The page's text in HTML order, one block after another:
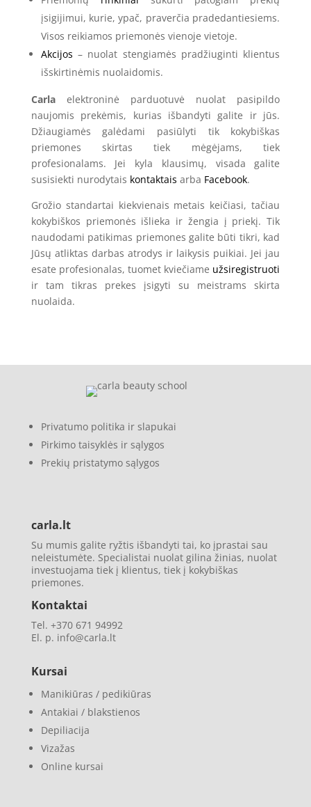
įsigijimui, kurie, ypač, praverčia pradedantiesiems.
Visos reikiamos priemonės vienoje vietoje.
Akcijos – nuolat stengiamės pradžiuginti klientus
išskirtinėmis nuolaidomis.
Carlaelektroninė parduotuvė nuolat pasipildo
naujomis prekėmis, kurias išbandyti galite ir jūs.
Džiaugiamės galėdami pasiūlyti tik kokybiškas
priemones skirtas tiek mėgėjams, tiek
profesionalams. Jei kyla klausimų, visada galite
susisiekti nurodytais kontaktais arba Facebook.
Grožio standartai kiekvienais metais keičiasi, tačiau
kokybiškos priemonės išlieka ir žengia į priekį. Tik
naudodami patikimas priemones galite būti tikri, kad
Jūsų atliktas darbas atrodys ir laikysis puikiai. Jei jau
esate profesionalas, tuomet kviečiame užsiregistruoti
ir tam tikras prekes įsigyti su meistrams skirta
nuolaida.
Privatumo politika ir slapukai
Pirkimo taisyklės ir sąlygos
Prekių pristatymo sąlygos
carla.lt
Su mumis galite ryžtis išbandyti tai, ko įprastai sau
neleistumėte. Specialistai nuolat gilina žinias, nuolat
investuojama tiek į klientus, tiek į kokybiškas
priemones.
Kontaktai
Tel. +370 671 94992
El. p. info@carla.lt
Kursai
Manikiūras / pedikiūras
Antakiai / blakstienos
Depiliacija
Vizažas
Online kursai